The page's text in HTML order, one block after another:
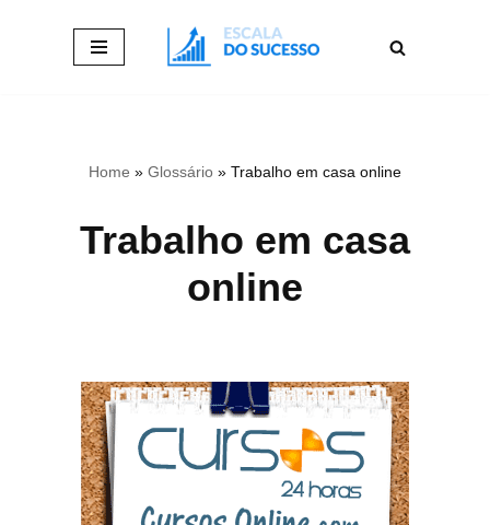
Home » Glossário » Trabalho em casa online
Trabalho em casa
online